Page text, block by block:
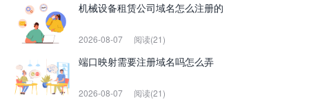
机械设备租赁公司域名怎么注册的
2026-08-07 阅读(21)
端口映射需要注册域名吗怎么弄
2026-08-07 阅读(21)